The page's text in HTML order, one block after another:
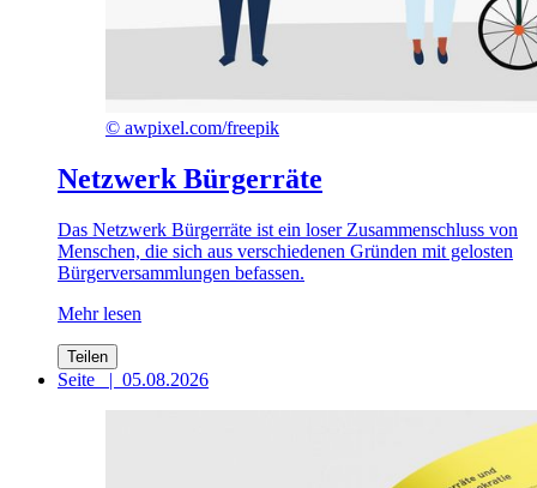
© awpixel.com/freepik
Netzwerk Bürgerräte
Das Netzwerk Bürgerräte ist ein loser Zusammenschluss von
Menschen, die sich aus verschiedenen Gründen mit gelosten
Bürgerversammlungen befassen.
Mehr lesen
Teilen
Seite | 05.08.2026